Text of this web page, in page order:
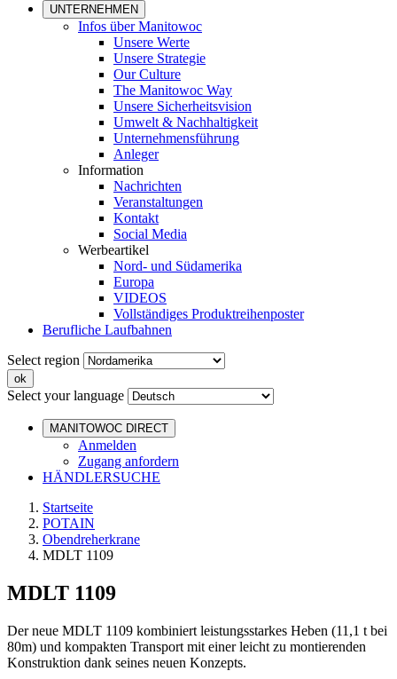
UNTERNEHMEN
Infos über Manitowoc
Unsere Werte
Unsere Strategie
Our Culture
The Manitowoc Way
Unsere Sicherheitsvision
Umwelt & Nachhaltigkeit
Unternehmensführung
Anleger
Information
Nachrichten
Veranstaltungen
Kontakt
Social Media
Werbeartikel
Nord- und Südamerika
Europa
VIDEOS
Vollständiges Produktreihenposter
Berufliche Laufbahnen
Select region
Select your language
MANITOWOC DIRECT
Anmelden
Zugang anfordern
HÄNDLERSUCHE
Startseite
POTAIN
Obendreherkrane
MDLT 1109
MDLT 1109
Der neue MDLT 1109 kombiniert leistungsstarkes Heben (11,1 t bei
80m) und kompakten Transport mit einer leicht zu montierenden
Konstruktion dank seines neuen Konzepts.